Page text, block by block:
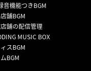
音機能つきBGM
舗BGM
舗の配信管理
MUSIC BOX
スBGM
BGM